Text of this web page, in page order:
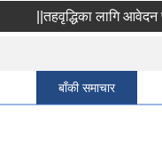
||तहवृद्धिका लागि आवेदन
बाँकी समाचार